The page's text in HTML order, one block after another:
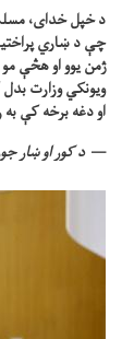
د خپل خدای،
چې د ښاري
ژمن یوو او هڅې
ویونکي وزارت بدل
او دغه برخه کې به
د کور او ښار